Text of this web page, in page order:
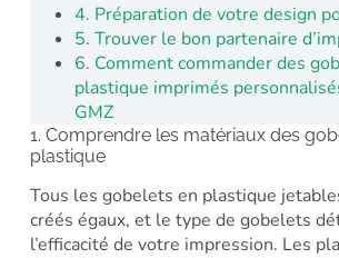
4. Préparation de votre design
5. Trouver le bon partenaire
6. Comment commander des
plastique imprimés
GMZ
1. Comprendre les matériaux des
plastique
Tous les gobelets en plastique
créés égaux, et le type de gobelets
l’efficacité de votre impression. Les